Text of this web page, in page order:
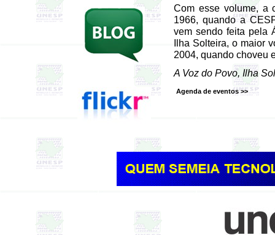
Com esse volume, a
1966, quando a
vem sendo feita pela
Ilha Solteira, o maior
2004, quando choveu
A Voz do Povo, Ilha
Agenda de eventos >>